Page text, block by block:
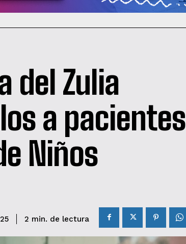
del Zulia
a pacientes
Niños
2 min. de lectura